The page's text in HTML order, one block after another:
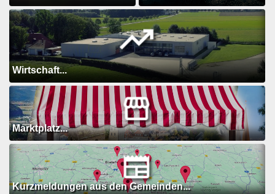
Wirtschaft...
Marktplatz...
Kurzmeldungen aus den Gemeinden...